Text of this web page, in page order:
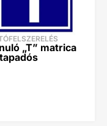
„T” matrica